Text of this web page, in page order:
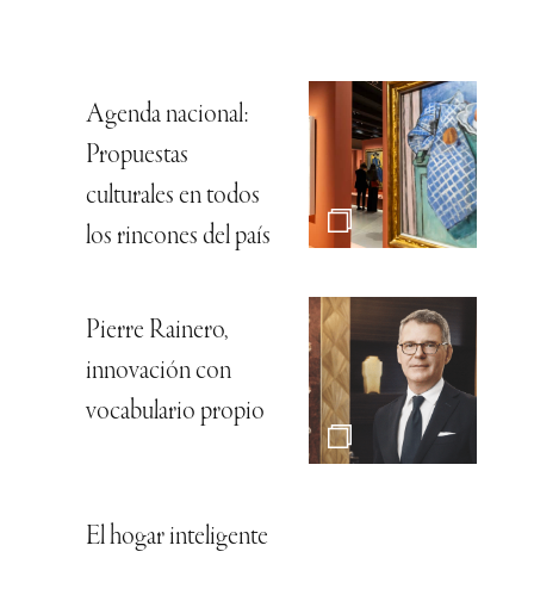
Agenda nacional:
Propuestas
culturales en todos
los rincones del país
Pierre Rainero,
innovación con
vocabulario propio
El hogar inteligente